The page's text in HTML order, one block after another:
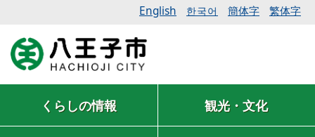
English 한국어 簡体字 繁体字
くらしの情報 観光・文化